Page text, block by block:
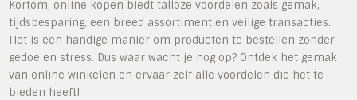
Kortom, online kopen biedt talloze voordelen zoals gemak,
tijdsbesparing, een breed assortiment en veilige transacties.
Het is een handige manier om producten te bestellen zonder
gedoe en stress. Dus waar wacht je nog op? Ontdek het gemak
van online winkelen en ervaar zelf alle voordelen die het te
bieden heeft!